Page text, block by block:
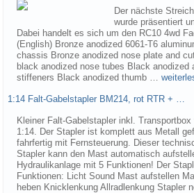
Der nächste
wurde präsentiert
Dabei handelt es sich um den RC10 4wd
(English) Bronze anodized 6061-T6
chassis Bronze anodized nose plate and
black anodized nose tubes Black anodized
stiffeners Black anodized thumb …
1:14 Falt-Gabelstapler BM214, rot RTR + …
Kleiner Falt-Gabelstapler inkl.
1:14. Der Stapler ist komplett aus Metall
fahrfertig mit Fernsteuerung. Dieser
Stapler kann den Mast automatisch
Hydraulikanlage mit 5 Funktionen! Der
Funktionen: Licht Sound Mast aufstellen
heben Knicklenkung Allradlenkung Stapler